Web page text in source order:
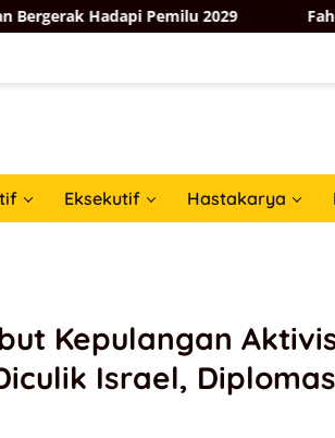
Hadapi Pemilu 2029 Fahd Arafiq
Eksekutif Hastakarya
Kepulangan
Israel,